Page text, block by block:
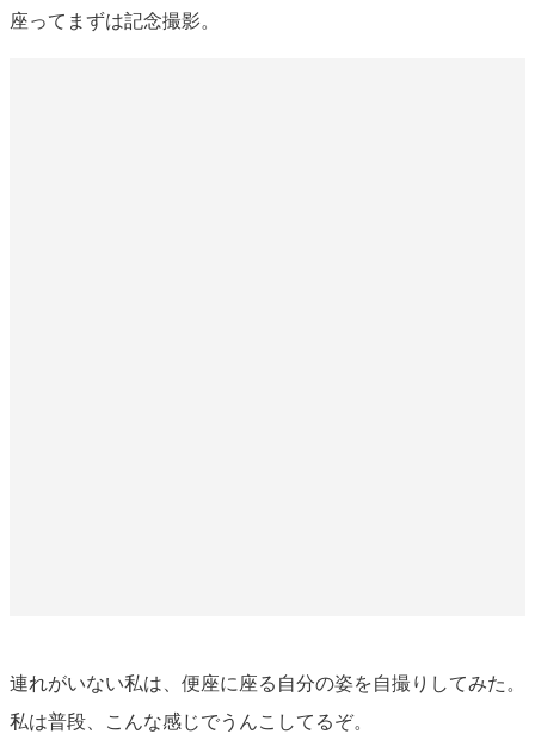
座ってまずは記念撮影。
連れがいない私は、便座に座る自分の姿を自撮りしてみた。
私は普段、こんな感じでうんこしてるぞ。